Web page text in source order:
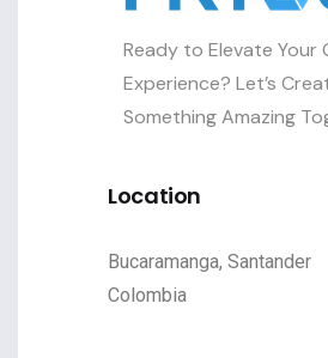
Ready to Elevate Your
Experience? Let’s
Something Amazing
Location
Bucaramanga, Santander
Colombia